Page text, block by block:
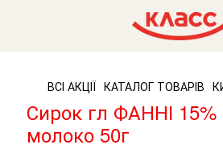
ВСІ АКЦІЇ КАТАЛОГ ТОВАРІВ
Сирок гл ФАННІ
молоко 50г